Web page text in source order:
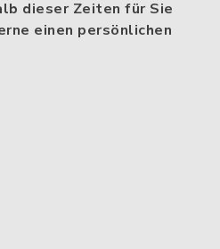
dieser Zeiten für Sie
einen persönlichen